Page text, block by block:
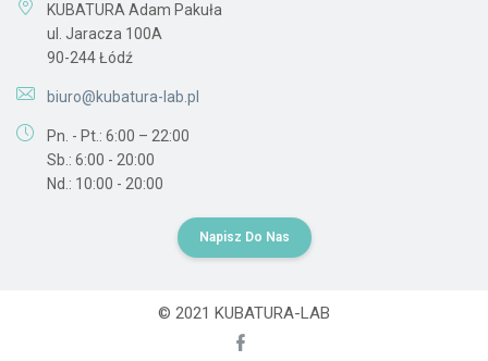
KUBATURA Adam Pakuła
ul. Jaracza 100A
90-244 Łódź
biuro@kubatura-lab.pl
Pn. - Pt.: 6:00 – 22:00
Sb.: 6:00 - 20:00
Nd.: 10:00 - 20:00
Napisz Do Nas
© 2021 KUBATURA-LAB